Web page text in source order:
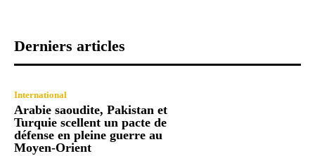
Derniers articles
International
Arabie saoudite, Pakistan et
Turquie scellent un pacte de
défense en pleine guerre au
Moyen-Orient